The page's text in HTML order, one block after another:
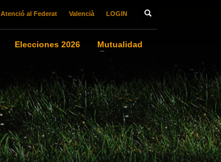
Atenció al Federat Valencià LOGIN
Elecciones 2026
Mutualidad